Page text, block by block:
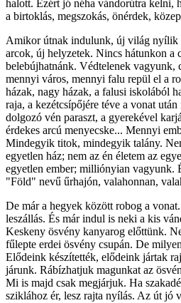
halott. Ezért jó néha vándorútra kelni,
a birtoklás, megszokás, önérdek,
Amikor útnak indulunk, új világ nyílik
arcok, új helyzetek. Nincs hátunkon a
belebújhatnánk. Védtelenek vagyunk,
mennyi város, mennyi falu repül el a
házak, nagy házak, a falusi iskolából
raja, a kezétcsípőjére téve a vonat
dolgozó vén paraszt, a gyerekével
érdekes arcú menyecske... Mennyi
Mindegyik titok, mindegyik talány.
egyetlen ház; nem az én életem az
egyetlen ember; milliónyian vagyunk.
"Föld" nevű űrhajón, valahonnan,
De már a hegyek között robog a
leszállás. És már indul is neki a kis
Keskeny ösvény kanyarog előttünk.
fűlepte erdei ösvény csupán. De
Elődeink készítették, elődeink jártak
járunk. Rábízhatjuk magunkat az
Mi is majd csak megjárjuk. Ha
sziklához ér, lesz rajta nyílás. Az út jó